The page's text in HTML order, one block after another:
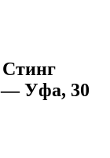
— Уфа, 30